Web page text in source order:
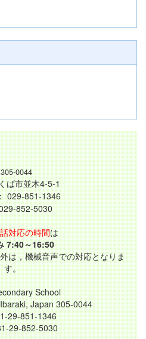
0044
ば市並木4-5-1
029-851-1346
852-5030
対応の時間は
7:40～16:50
は，機械音声での対応となりま
す。
School
Ibaraki, Japan 305-0044
29-851-1346
29-852-5030